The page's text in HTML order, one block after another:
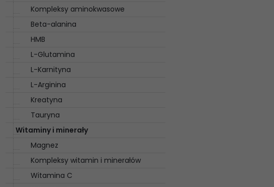
Kompleksy aminokwasowe
Beta-alanina
HMB
L-Glutamina
L-Karnityna
L-Arginina
Kreatyna
Tauryna
Witaminy i minerały
Magnez
Kompleksy witamin i minerałów
Witamina C